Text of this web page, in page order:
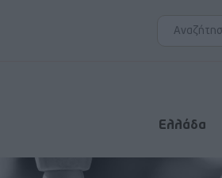
Ελλάδα